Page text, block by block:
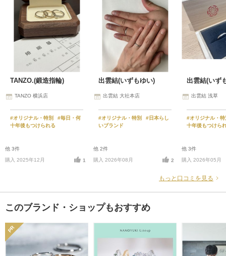
TANZO.(鍛造指輪)
TANZO 横浜店
#オリジナル・特別
#毎日・何
十年後もつけられる
他 3件
購入 2025年12月
1
出雲結(いずもゆい)
出雲結 大社本店
#オリジナル・特別
#日本らし
いブランド
他 2件
購入 2026年08月
2
出雲結(いず
出雲結 浅草
#オリジナル・
十年後もつけら
他 3件
購入 2026年05月
もっと口コミを見る
このブランド・ショップもおすすめ